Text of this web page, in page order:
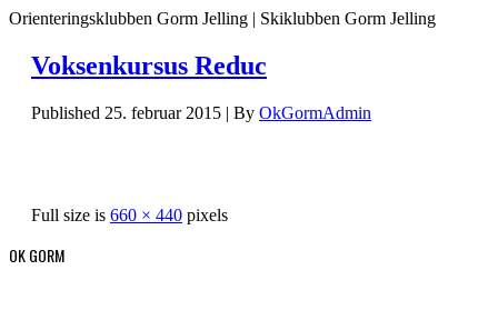
Orienteringsklubben Gorm Jelling | Skiklubben Gorm Jelling
Voksenkursus Reduc
Published 25. februar 2015 | By OkGormAdmin
Full size is 660 × 440 pixels
OK GORM